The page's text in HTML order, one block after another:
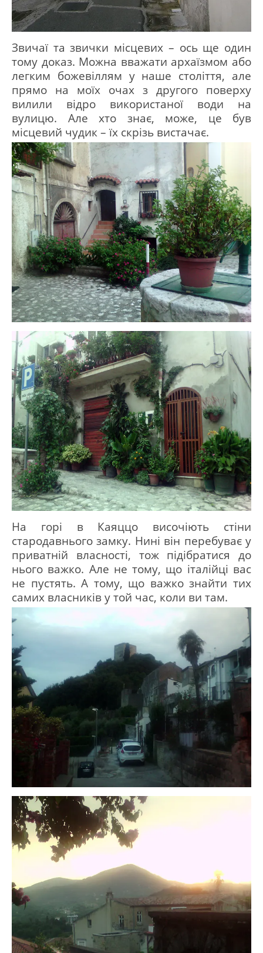
Звичаї та звички місцевих – ось ще один
тому доказ. Можна вважати архаїзмом або
легким божевіллям у наше століття, але
прямо на моїх очах з другого поверху
вилили відро використаної води на
вулицю.
Але хто знає, може, це був
місцевий чудик – їх скрізь вистачає.
На горі в Каяццо височіють стіни
стародавнього замку. Нині він перебуває у
приватній власності, тож підібратися до
нього важко. Але не тому, що італійці вас
не пустять. А тому, що важко знайти тих
самих власників у той час, коли ви там.